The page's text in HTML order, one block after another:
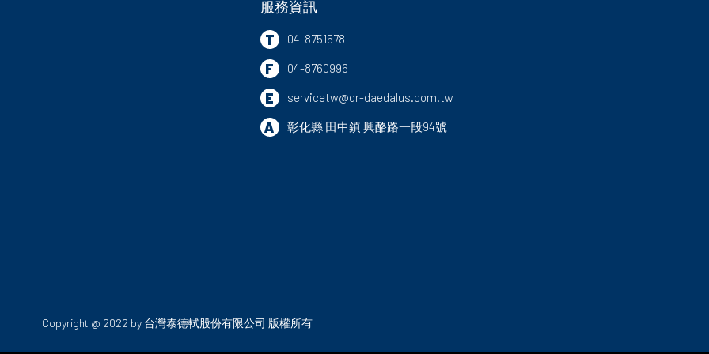
服務資訊
T
04-8751578
F 04-8760996
E servicetw@dr-daedalus.com.tw
A 彰化縣 田中鎮興酪路一段94號
Copyright @ 2022 by 台灣泰德軾股份有限公司 版權所有